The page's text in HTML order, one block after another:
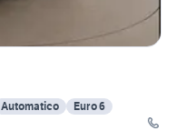
Automatico
Euro 6